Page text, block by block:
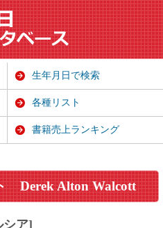
Derek Alton Walcott
シア]
生年月日で検索
各種リスト
書籍売上ランキング